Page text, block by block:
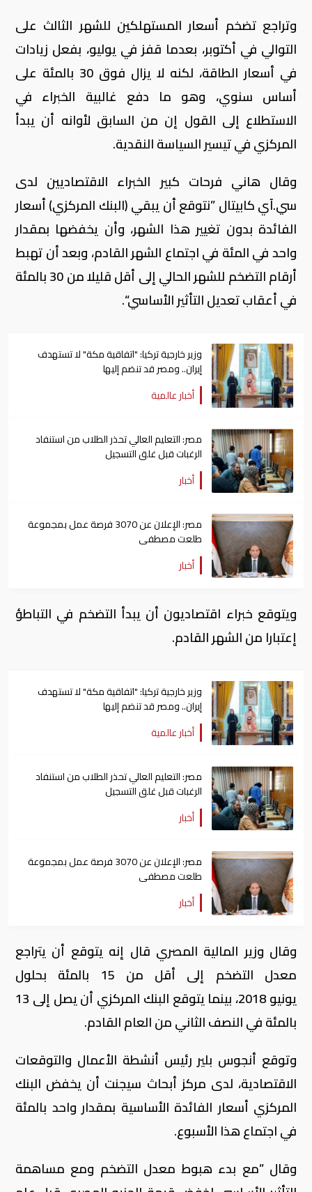
وتراجع تضخم أسعار المستهلكين للشهر الثالث على
التوالي في أكتوبر، بعدما قفز في يوليو، بفعل زيادات
في أسعار الطاقة، لكنه لا يزال فوق 30 بالمئة على
أساس سنوي، وهو ما دفع غالبية الخبراء في
الاستطلاع إلى القول إن من السابق لأوانه أن يبدأ
المركزي في تيسير السياسة النقدية.
وقال هاني فرحات كبير الخبراء الاقتصاديين لدى
سي.آي كابيتال ”نتوقع أن يبقي (البنك المركزي) أسعار
الفائدة بدون تغيير هذا الشهر، وأن يخفضها بمقدار
واحد في المئة في اجتماع الشهر القادم، وبعد أن تهبط
أرقام التضخم للشهر الحالي إلى أقل قليلا من 30 بالمئة
في أعقاب تعديل التأثير الأساسي“.
وزير خارجية تركيا: "اتفاقية مكة" لا تستهدف
إيران.. ومصر قد تنضم إليها
أخبار عالمية
مصر: التعليم العالي تحذر الطلاب من استنفاد
الرغبات قبل غلق التسجيل
أخبار
مصر: الإعلان عن 3070 فرصة عمل بمجموعة
طلعت مصطفى
أخبار
ويتوقع خبراء اقتصاديون أن يبدأ التضخم في التباطؤ
إعتبارا من الشهر القادم.
وزير خارجية تركيا: "اتفاقية مكة" لا تستهدف
إيران.. ومصر قد تنضم إليها
أخبار عالمية
مصر: التعليم العالي تحذر الطلاب من استنفاد
الرغبات قبل غلق التسجيل
أخبار
مصر: الإعلان عن 3070 فرصة عمل بمجموعة
طلعت مصطفى
أخبار
وقال وزير المالية المصري قال إنه يتوقع أن يتراجع
معدل التضخم إلى أقل من 15 بالمئة بحلول
يونيو 2018، بينما يتوقع البنك المركزي أن يصل إلى 13
بالمئة في النصف الثاني من العام القادم.
وتوقع أنجوس بلير رئيس أنشطة الأعمال والتوقعات
الاقتصادية، لدى مركز أبحاث سيجنت أن يخفض البنك
المركزي أسعار الفائدة الأساسية بمقدار واحد بالمئة
في اجتماع هذا الأسبوع.
وقال ”مع بدء هبوط معدل التضخم ومع مساهمة